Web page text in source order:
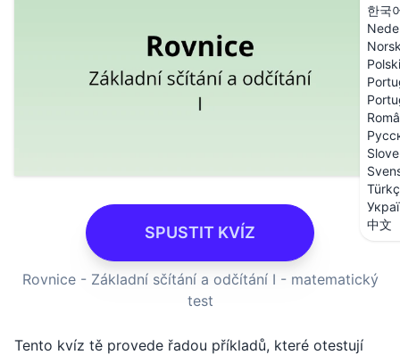
한국
Polski
中文
SPUSTIT KVÍZ
Rovnice - Základní sčítání a odčítání I - matematický
test
Tento kvíz tě provede řadou příkladů, které otestují